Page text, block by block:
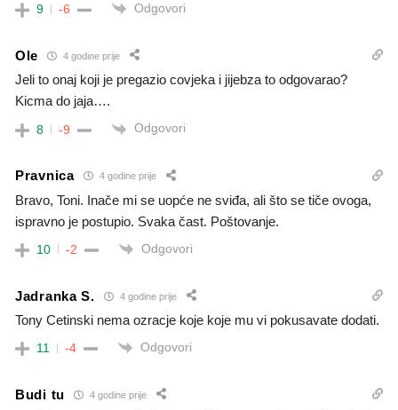
9 -6 Odgovori
Ole 4 godine prije
Jeli to onaj koji je pregazio covjeka i jijebza to odgovarao?
Kicma do jaja….
8 -9 Odgovori
Pravnica 4 godine prije
Bravo, Toni. Inače mi se uopće ne sviđa, ali što se tiče ovoga,
ispravno je postupio. Svaka čast. Poštovanje.
10 -2 Odgovori
Jadranka S. 4 godine prije
Tony Cetinski nema ozracje koje koje mu vi pokusavate dodati.
11 -4 Odgovori
Budi tu 4 godine prije